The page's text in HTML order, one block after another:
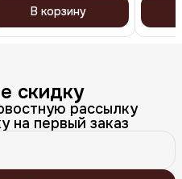
В корзину
скидку
рассылку
на первый заказ